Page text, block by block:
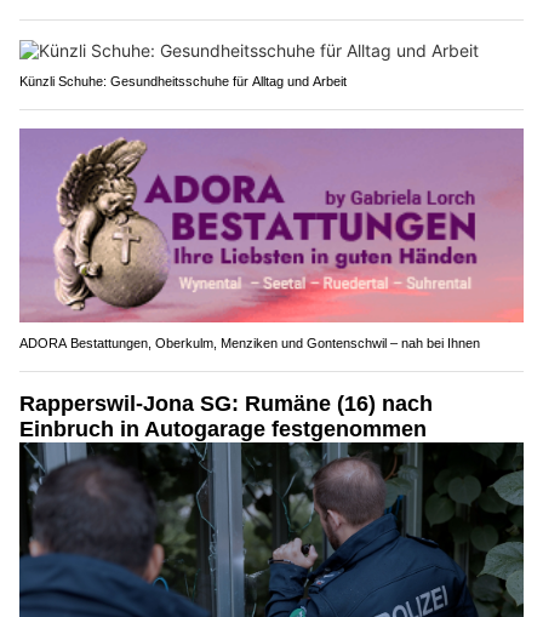
Künzli Schuhe: Gesundheitsschuhe für Alltag und Arbeit
ADORA Bestattungen, Oberkulm, Menziken und Gontenschwil – nah bei Ihnen
Rapperswil-Jona SG: Rumäne (16) nach
Einbruch in Autogarage festgenommen